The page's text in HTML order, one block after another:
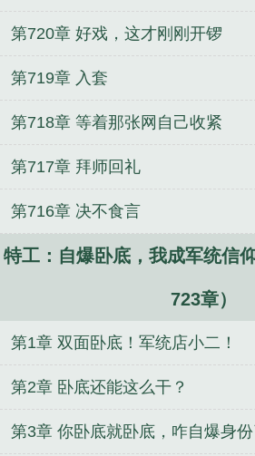
第720章 好戏，这才刚刚开锣
第719章 入套
第718章 等着那张网自己收紧
第717章 拜师回礼
第716章 决不食言
特工：自爆卧底，我成军统信
723章）
第1章 双面卧底！军统店小二！
第2章 卧底还能这么干？
第3章 你卧底就卧底，咋自爆身份